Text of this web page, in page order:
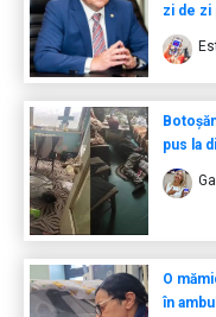
zi de zi
pus la
O
în